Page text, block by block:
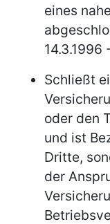
eines
14.3.1996
Schließt
oder den
und ist
Dritte,
der